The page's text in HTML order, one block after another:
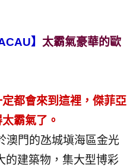
】 太霸氣豪華的歐
都會來到這裡，傑菲亞
霸氣了。
澳門的氹城塡海區金光
的建築物，集大型博彩